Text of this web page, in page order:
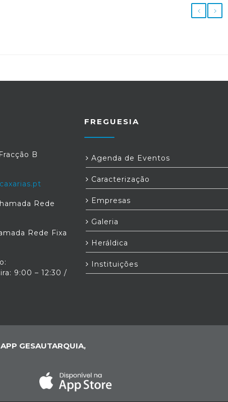
B
Rede
Rede Fixa
9:00 – 12:30 /
FREGUESIA
Agenda de Eventos
Caracterização
Empresas
Galeria
Heráldica
Instituições
GESAUTARQUIA,